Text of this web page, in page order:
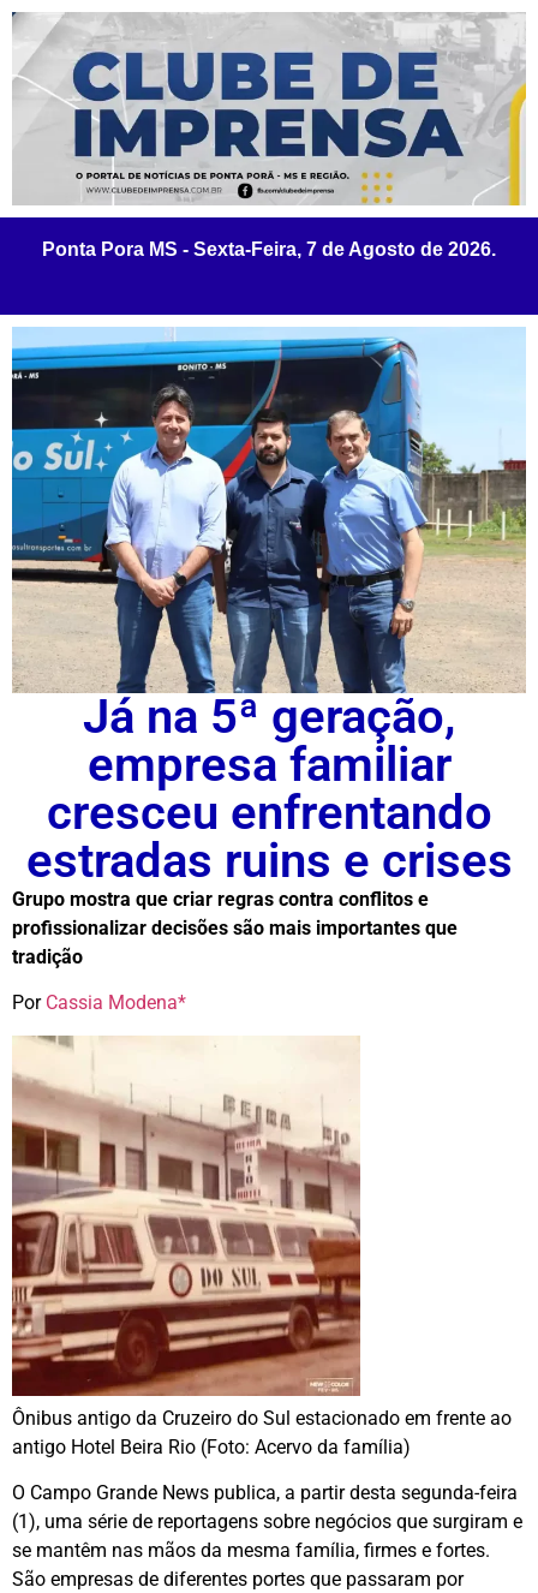
Já na 5ª geração,
empresa familiar
cresceu enfrentando
estradas ruins e crises
Grupo mostra que criar regras contra conflitos e
profissionalizar decisões são mais importantes que
tradição
Por Cassia Modena*
Ônibus antigo da Cruzeiro do Sul estacionado em frente ao
antigo Hotel Beira Rio (Foto: Acervo da família)
O Campo Grande News publica, a partir desta segunda-feira
(1), uma série de reportagens sobre negócios que surgiram e
se mantêm nas mãos da mesma família, firmes e fortes.
São empresas de diferentes portes que passaram por